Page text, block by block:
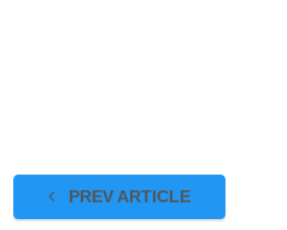
PREV ARTICLE